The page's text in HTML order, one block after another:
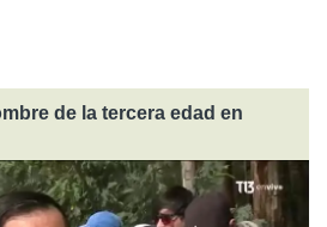
de la tercera edad en